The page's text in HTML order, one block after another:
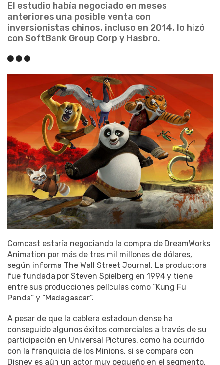
El estudio había negociado en meses
anteriores una posible venta con
inversionistas chinos, incluso en 2014, lo hizó
con SoftBank Group Corp y Hasbro.
Comcast estaría negociando la compra de DreamWorks
Animation por más de tres mil millones de dólares,
según informa The Wall Street Journal. La productora
fue fundada por Steven Spielberg en 1994 y tiene
entre sus producciones películas como “Kung Fu
Panda” y “Madagascar”.
A pesar de que la cablera estadounidense ha
conseguido algunos éxitos comerciales a través de su
participación en Universal Pictures, como ha ocurrido
con la franquicia de los Minions, si se compara con
Disney es aún un actor muy pequeño en el segmento.